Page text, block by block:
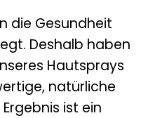
die Gesundheit
Deshalb haben
Hautsprays
natürliche
ist ein